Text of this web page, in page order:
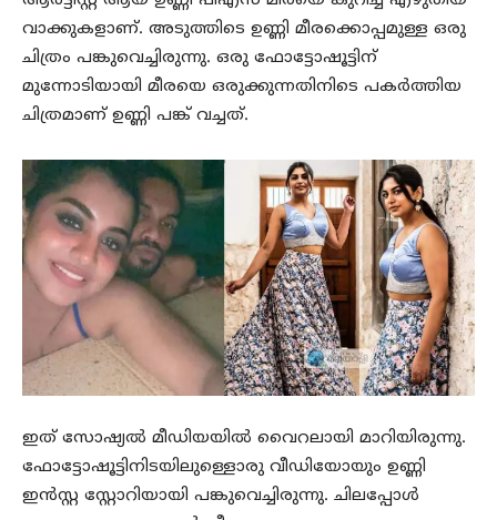
വാക്കുകളാണ്. അടുത്തിടെ ഉണ്ണി മീരക്കൊപ്പമുള്ള ഒരു
ചിത്രം പങ്കുവെച്ചിരുന്നു. ഒരു ഫോട്ടോഷൂട്ടിന്
മുന്നോടിയായി മീരയെ ഒരുക്കുന്നതിനിടെ പകർത്തിയ
ചിത്രമാണ് ഉണ്ണി പങ്ക് വച്ചത്.
ഇത് സോഷ്യൽ മീഡിയയിൽ വൈറലായി മാറിയിരുന്നു.
ഫോട്ടോഷൂട്ടിനിടയിലുള്ളൊരു വീഡിയോയും ഉണ്ണി
ഇൻസ്റ്റ സ്റ്റോറിയായി പങ്കുവെച്ചിരുന്നു. ചിലപ്പോൾ